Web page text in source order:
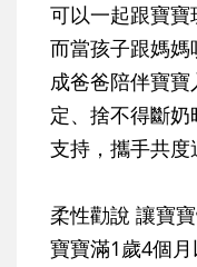
可以一起跟寶寶
而當孩子跟媽
成爸爸陪伴寶
定、捨不得斷
支持，攜手共度
柔性勸說 讓寶
寶寶滿1歲4個